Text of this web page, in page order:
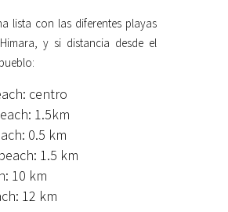
lista con las diferentes playas
y si distancia desde el
centro
1.5km
0.5 km
1.5 km
10 km
12 km